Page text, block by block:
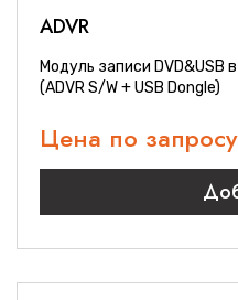
ADVR
Модуль записи DVD&USB
(ADVR S/W + USB Dongle)
Цена по запросу